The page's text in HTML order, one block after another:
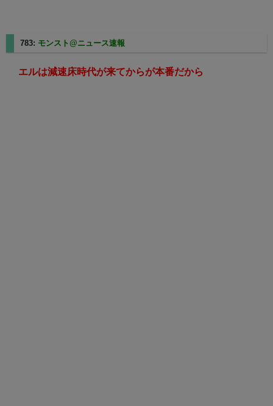
783: モンスト@ニュース速報
エルは減速床時代が来てからが本番だから